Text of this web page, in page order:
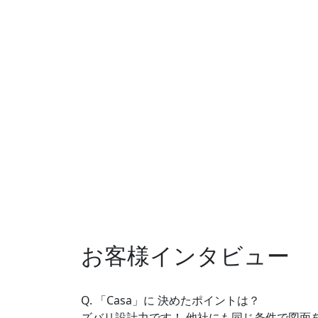
お客様インタビュー
Q. 「Casa」に 決めたポイントは？